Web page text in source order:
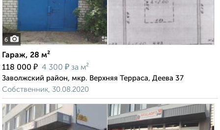
6
Гараж, 28 м²
118 000 ₽ 4 300 ₽ за м²
Заволжский район, мкр. Верхняя Терраса, Деева 37
Собственник, 30.08.2020